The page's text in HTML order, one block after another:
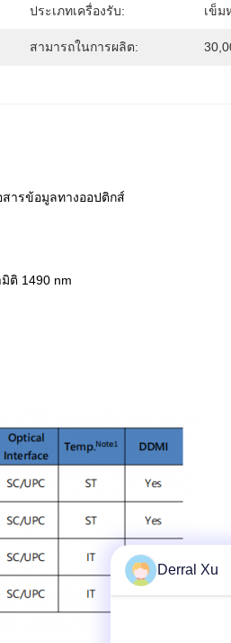
ประเภทเครื่องรับ: เข็ม
สามารถในการผลิต:
ารข้อมูลทางออปติกส์
ติ 1490 nm
Derral Xu